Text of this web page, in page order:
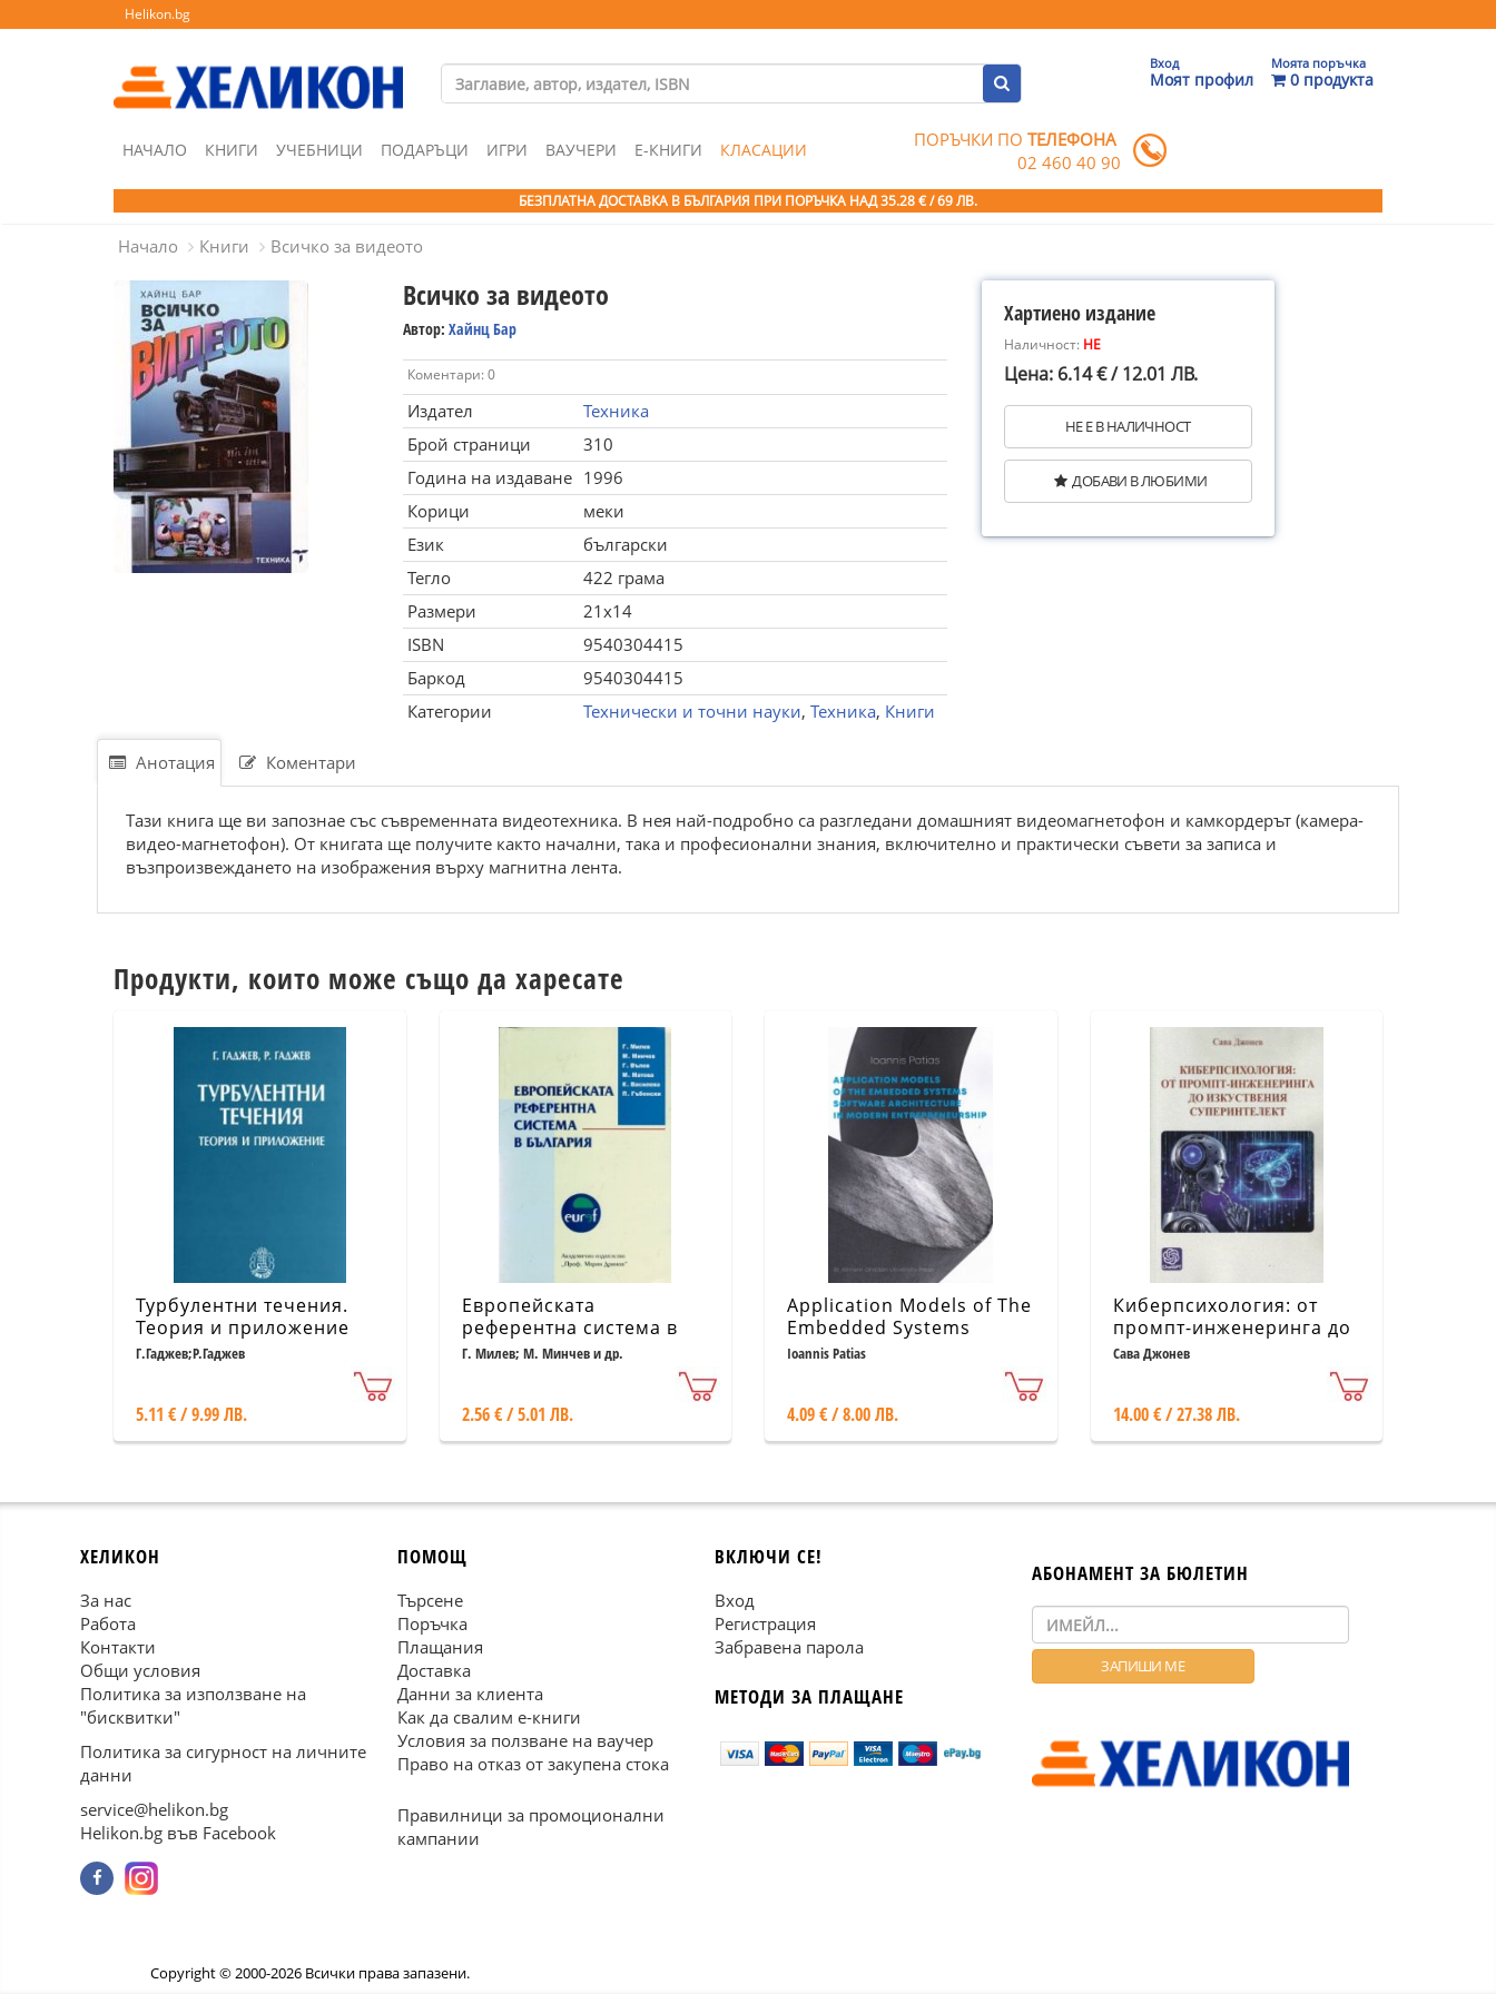
Helikon.bg
Вход
Моят профил
Моята поръчка
0 продукта
НАЧАЛО КНИГИ УЧЕБНИЦИ ПОДАРЪЦИ ИГРИ ВАУЧЕРИ Е-КНИГИ КЛАСАЦИИ ПОРЪЧКИ ПОТЕЛЕФОНА
02 460 40 90
БЕЗПЛАТНА ДОСТАВКА В БЪЛГАРИЯ ПРИ ПОРЪЧКА НАД 35.28 € / 69 ЛВ.
Начало Книги Всичко за видеото
Всичко за видеото
Автор: Хайнц Бар
Коментари: 0
Издател
Техника
Брой страници
310
Година на издаване 1996
Корици
меки
Език
български
Тегло
422 грама
Размери
21x14
ISBN
9540304415
Баркод
9540304415
Категории
Технически и точни науки, Техника, Книги
Хартиено издание
Наличност: НЕ
Цена: 6.14 € / 12.01 ЛВ.
НЕ Е В НАЛИЧНОСТ
ДОБАВИ В ЛЮБИМИ
Анотация Коментари
Тази книга ще ви запознае със съвременната видеотехника. В нея най-подробно са разгледани домашният видеомагнетофон и камкордерът (камера-
видео-магнетофон). От книгата ще получите както начални, така и професионални знания, включително и практически съвети за записа и
възпроизвеждането на изображения върху магнитна лента.
Продукти, които може също да харесате
Турбулентни течения.
Теория и приложение
Г.Гаджев;Р.Гаджев
5.11 € / 9.99 ЛВ.
Европейската
референтна система в
България
Г. Милев; М. Минчев и др.
2.56 € / 5.01 ЛВ.
Application Models of The
Embedded Systems
Software Architecture in
Modern Entrepreneurship
Ioannis Patias
4.09 € / 8.00 ЛВ.
Киберпсихология: от
промпт-инженеринга до
изкуствения
Сава Джонев
14.00 € / 27.38 ЛВ.
ХЕЛИКОН
За нас
Работа
Контакти
Общи условия
Политика за използване на
"бисквитки"
Политика за сигурност на личните
данни
service@helikon.bg
Helikon.bg във Facebook
ПОМОЩ
Търсене
Поръчка
Плащания
Доставка
Данни за клиента
Как да свалим е-книги
Условия за ползване на ваучер
Право на отказ от закупена стока
Правилници за промоционални
кампании
ВКЛЮЧИ СЕ!
Вход
Регистрация
Забравена парола
МЕТОДИ ЗА ПЛАЩАНЕ
АБОНАМЕНТ ЗА БЮЛЕТИН
Copyright © 2000-2026 Всички права запазени.